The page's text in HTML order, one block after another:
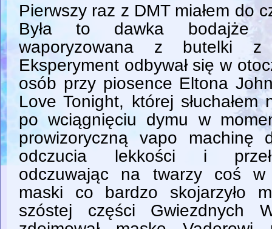
Pierwszy raz z DMT miałem do
Była to dawka bodajże
waporyzowana z butelki
Eksperyment odbywał się w
osób przy piosence Eltona
Love Tonight, której słuchałem
po wciągnięciu dymu w
prowizoryczną vapo machinę
odczucia lekkości i
odczuwając na twarzy coś w
maski co bardzo skojarzyło
szóstej części Gwiezdnych